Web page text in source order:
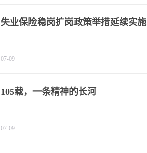
失业保险稳岗扩岗政策举措延续实施
07-09
105载，一条精神的长河
07-09